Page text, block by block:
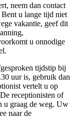
neem dan contact
u lange tijd niet
vakantie, geef dit
u onnodige
tijdstip bij
uur is, gebruik dan
vertelt u op
receptionisten of
u graag de weg. Uw
naar de